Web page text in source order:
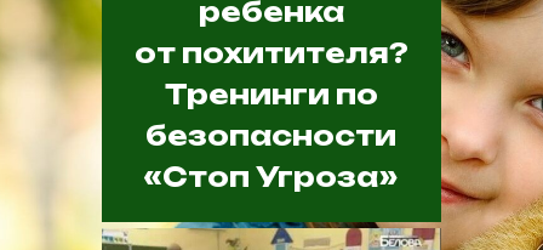
ребенка
от похитителя?
Тренинги по
безопасности
«Стоп Угроза»